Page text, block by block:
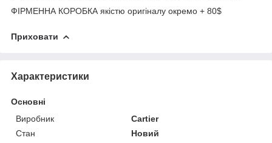
ФІРМЕННА КОРОБКА якістю оригіналу окремо + 80$
Приховати
Характеристики
Основні
Виробник
Cartier
Стан
Новий